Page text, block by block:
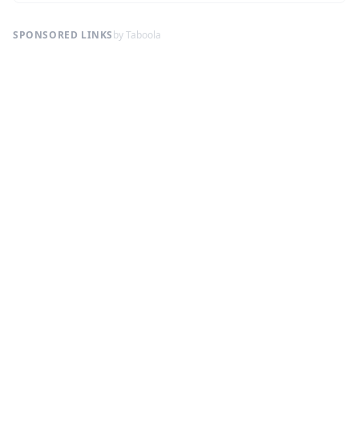
SPONSORED LINKSby Taboola